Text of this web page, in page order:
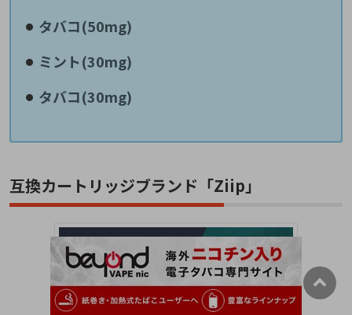
タバコ(50mg)
ミント(30mg)
タバコ(30mg)
互換カートリッジブランド「Ziip」